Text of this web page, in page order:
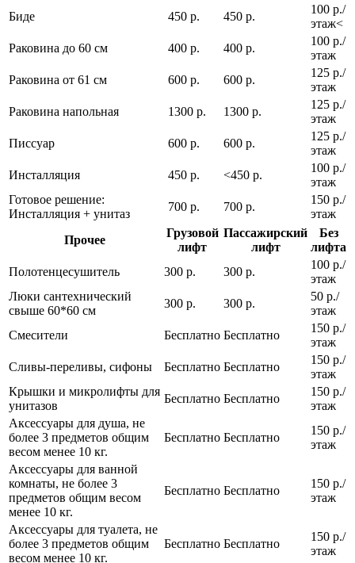
Биде
450 р. 450 р.
100 р./
этаж<
Раковина до 60 см
400 р. 400 р.
100 р./
этаж
Раковина от 61 см
600 р. 600 р.
125 р./
этаж
Раковина напольная
1300 р. 1300 р.
125 р./
этаж
Писсуар
600 р. 600 р.
125 р./
этаж
Инсталляция
450 р. <450 р.
100 р./
этаж
Готовое решение:
Инсталляция + унитаз
700 р. 700 р.
150 р./
этаж
Прочее
Грузовой
лифт
Пассажирский
лифт
Без
лифта
Полотенцесушитель
300 р. 300 р.
100 р./
этаж
Люки сантехнический
свыше 60*60 см
300 р. 300 р.
50 р./
этаж
Смесители
Бесплатно Бесплатно
150 р./
этаж
Сливы-переливы, сифоны
Бесплатно Бесплатно
150 р./
этаж
Крышки и микролифты для
унитазов
Бесплатно Бесплатно
150 р./
этаж
Аксессуары для душа, не
более 3 предметов общим
весом менее 10 кг.
Бесплатно Бесплатно
150 р./
этаж
Аксессуары для ванной
комнаты, не более 3
предметов общим весом
менее 10 кг.
Бесплатно Бесплатно
150 р./
этаж
Аксессуары для туалета, не
более 3 предметов общим
весом менее 10 кг.
Бесплатно Бесплатно
150 р./
этаж